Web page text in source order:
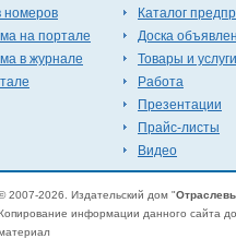
номеров
на портале
в журнале
Каталог
Доска
Товары и услуги
Работа
Презентации
Прайс-листы
Видео
2007-2026. Издательский дом "
информации данного сайта